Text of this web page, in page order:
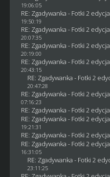
19:06:05
RE: Zgadywanka - Fotki 2 edycja
19:50:19
RE: Zgadywanka - Fotki 2 edycja
20:07:35
RE: Zgadywanka - Fotki 2 edycja
20:19:00
RE: Zgadywanka - Fotki 2 edycja
20:43:15
RE: Zgadywanka - Fotki 2
20:47:28
RE: Zgadywanka - Fotki 2 edycja
07:16:23
RE: Zgadywanka - Fotki 2 edycja
RE: Zgadywanka - Fotki 2 edycja
19:21:31
RE: Zgadywanka - Fotki 2 edycja
RE: Zgadywanka - Fotki 2 edycja
16:31:05
RE: Zgadywanka - Fotki 2
23:11:25